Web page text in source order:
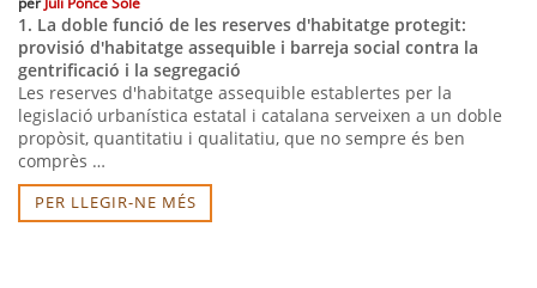
1. La doble funció de les reserves d'habitatge protegit:
provisió d'habitatge assequible i barreja social contra la
gentrificació i la segregació
Les reserves d'habitatge assequible establertes per la
legislació urbanística estatal i catalana serveixen a un doble
propòsit, quantitatiu i qualitatiu, que no sempre és ben
comprès …
PER LLEGIR-NE MÉS